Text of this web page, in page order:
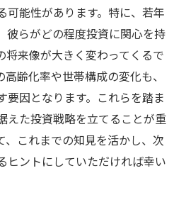
可能性があります。特に、若年
彼らがどの程度投資に関心を持
将来像が大きく変わってくるで
齢化率や世帯構成の変化も、
要因となります。これらを踏ま
えた投資戦略を立てることが重
、これまでの知見を活かし、次
ヒントにしていただければ幸い